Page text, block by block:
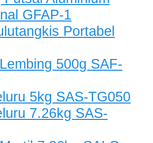
GFAP-1
Portabel
500g SAF-
5kg SAS-TG050
7.26kg SAS-